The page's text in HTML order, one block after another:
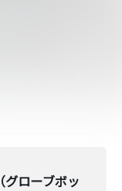
グローブボッ